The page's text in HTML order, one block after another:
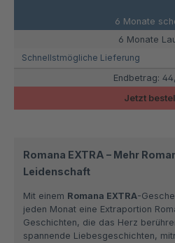
6 Monate
6 Monate
Endbetrag:
Jetzt
Romana EXTRA – Mehr
Leidenschaft
Mit einem Romana EXTRA-
jeden Monat eine Extraportion
Geschichten, die das Herz
spannende Liebesgeschichten,